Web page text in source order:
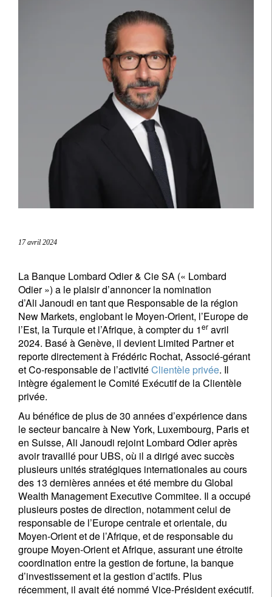
17 avril 2024
La Banque Lombard Odier & Cie SA (« Lombard
Odier ») a le plaisir d’annoncer la nomination
d’Ali Janoudi en tant que Responsable de la région
New Markets, englobant le Moyen-Orient, l’Europe de
l’Est, la Turquie et l’Afrique, à compter du 1er avril
2024. Basé à Genève, il devient Limited Partner et
reporte directement à Frédéric Rochat, Associé-gérant
et Co-responsable de l’activitéClientèle privée. Il
intègre également le Comité Exécutif de la Clientèle
privée.
Au bénéfice de plus de 30 années d’expérience dans
le secteur bancaire à New York, Luxembourg, Paris et
en Suisse, Ali Janoudi rejoint Lombard Odier après
avoir travaillé pour UBS, où il a dirigé avec succès
plusieurs unités stratégiques internationales au cours
des 13 dernières années et été membre du Global
Wealth Management Executive Commitee. Il a occupé
plusieurs postes de direction, notamment celui de
responsable de l’Europe centrale et orientale, du
Moyen-Orient et de l’Afrique, et de responsable du
groupe Moyen-Orient et Afrique, assurant une étroite
coordination entre la gestion de fortune, la banque
d’investissement et la gestion d’actifs. Plus
récemment, il avait été nommé Vice-Président exécutif.